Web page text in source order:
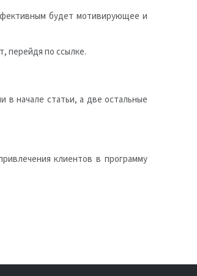
будет мотивирующее и
перейдя по ссылке.
в начале статьи, а две остальные
клиентов в программу